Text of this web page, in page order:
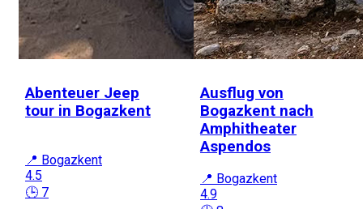
Abenteuer Jeep
tour in Bogazkent
📍 Bogazkent
4.5
🕒 7
Ausflug von
Bogazkent nach
Amphitheater
Aspendos
📍 Bogazkent
4.9